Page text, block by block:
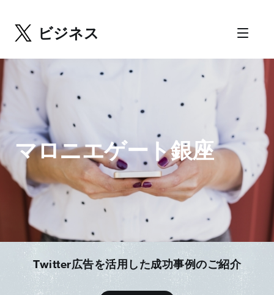
ビジネス
マロニエゲート銀座
Twitter広告を活用した成功事例のご紹介